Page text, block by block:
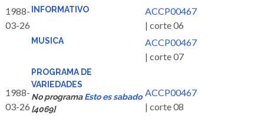
1988-
03-26
INFORMATIVO
ACCP00467
| corte 06
MUSICA
ACCP00467
| corte 07
1988-
03-26
PROGRAMA DE
VARIEDADES
No programaEsto es sabado
[4069]
ACCP00467
| corte 08